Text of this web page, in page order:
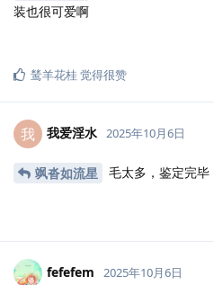
装也很可爱啊
鸶羊花桂觉得很赞
我 我爱淫水 2025年10月6日
飒沓如流星 毛太多，鉴定完
fefefem 2025年10月6日